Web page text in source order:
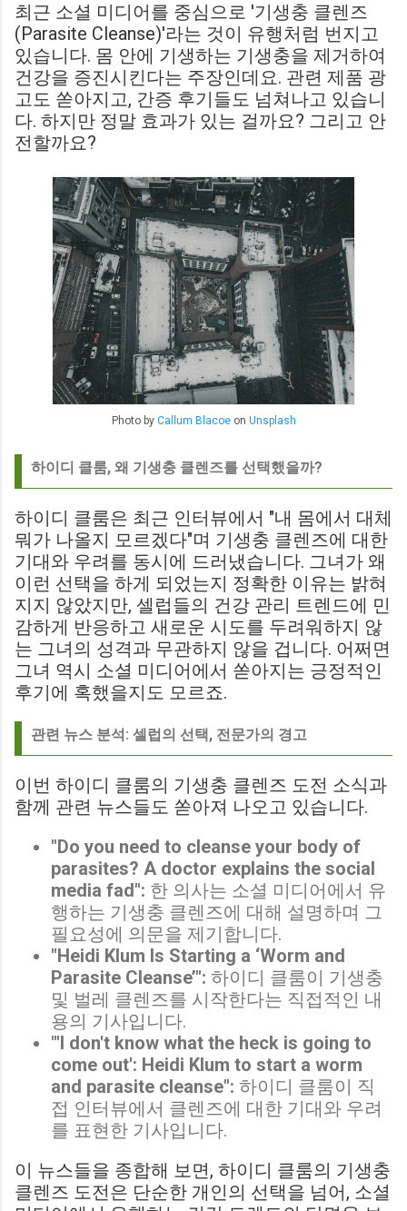
최근 소셜 미디어를 중심으로 '기생충 클렌즈
(Parasite Cleanse)'라는 것이 유행처럼 번지고
있습니다. 몸 안에 기생하는 기생충을 제거하여
건강을 증진시킨다는 주장인데요. 관련 제품 광
고도 쏟아지고, 간증 후기들도 넘쳐나고 있습니
다. 하지만 정말 효과가 있는 걸까요? 그리고 안
전할까요?
Photo by Callum Blacoeon Unsplash
하이디 클룸, 왜 기생충 클렌즈를 선택했을까?
하이디 클룸은 최근 인터뷰에서 "내 몸에서 대체
뭐가 나올지 모르겠다"며 기생충 클렌즈에 대한
기대와 우려를 동시에 드러냈습니다. 그녀가 왜
이런 선택을 하게 되었는지 정확한 이유는 밝혀
지지 않았지만, 셀럽들의 건강 관리 트렌드에 민
감하게 반응하고 새로운 시도를 두려워하지 않
는 그녀의 성격과 무관하지 않을 겁니다. 어쩌면
그녀 역시 소셜 미디어에서 쏟아지는 긍정적인
후기에 혹했을지도 모르죠.
관련 뉴스 분석: 셀럽의 선택, 전문가의 경고
이번 하이디 클룸의 기생충 클렌즈 도전 소식과
함께 관련 뉴스들도 쏟아져 나오고 있습니다.
"Do you need to cleanse your body of
parasites? A doctor explains the social
media fad": 한 의사는 소셜 미디어에서 유
행하는 기생충 클렌즈에 대해 설명하며 그
필요성에 의문을 제기합니다.
"Heidi Klum Is Starting a ‘Worm and
Parasite Cleanse’": 하이디 클룸이 기생충
및 벌레 클렌즈를 시작한다는 직접적인 내
용의 기사입니다.
"'I don't know what the heck is going to
come out': Heidi Klum to start a worm
and parasite cleanse": 하이디 클룸이 직
접 인터뷰에서 클렌즈에 대한 기대와 우려
를 표현한 기사입니다.
이 뉴스들을 종합해 보면, 하이디 클룸의 기생충
클렌즈 도전은 단순한 개인의 선택을 넘어, 소셜